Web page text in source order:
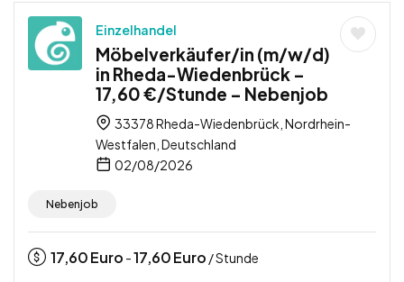
Einzelhandel
Möbelverkäufer/in (m/w/d)
in Rheda-Wiedenbrück –
17,60 €/Stunde – Nebenjob
33378 Rheda-Wiedenbrück, Nordrhein-
Westfalen, Deutschland
02/08/2026
Nebenjob
17,60Euro -17,60Euro / Stunde